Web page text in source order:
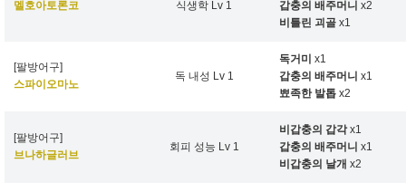
멜호아토론코
식생학 Lv 1
갑충의 배주머니 x2
비틀린 괴골 x1
[팔방어구]
스파이오마노
독 내성 Lv 1
독거미 x1
갑충의 배주머니 x1
뾰족한 발톱 x2
[팔방어구]
브나하글러브
회피 성능 Lv 1
비갑충의 갑각x1
갑충의 배주머니 x1
비갑충의 날개 x2